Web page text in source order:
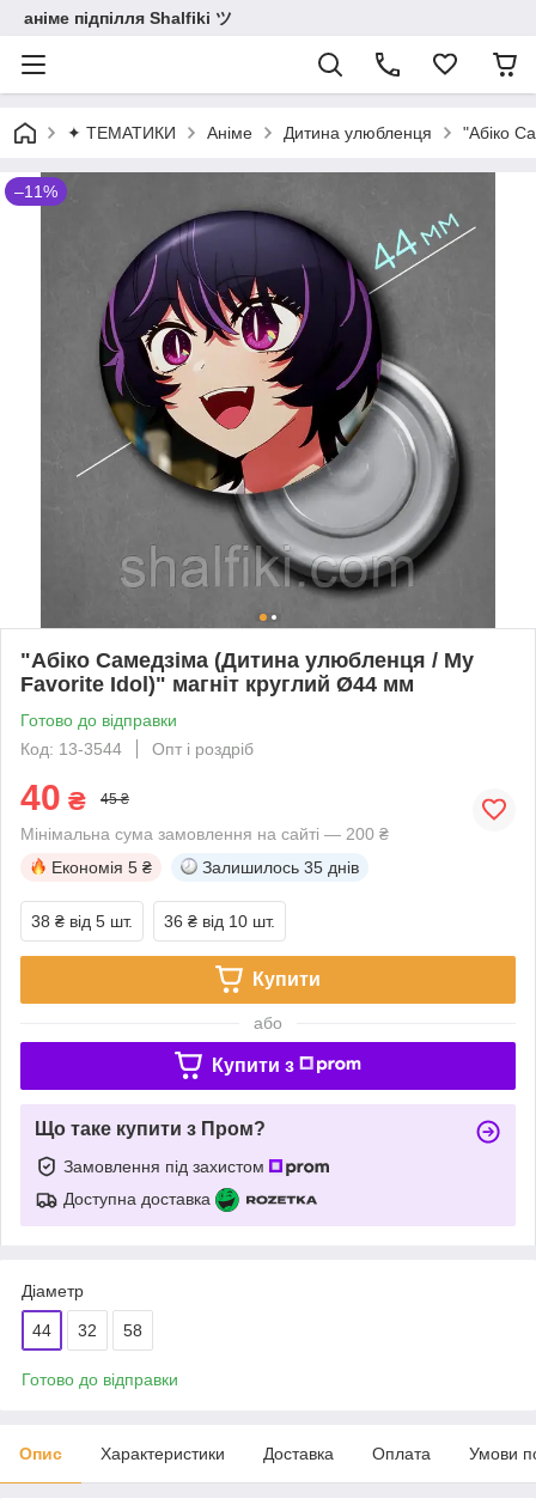
аніме підпілля Shalfiki ツ
✦ ТЕМАТИКИ Аніме Дитина улюбленця "Абіко
–11%
"Абіко Самедзіма (Дитина улюбленця / My
Favorite Idol)" магніт круглий Ø44 мм
Готово до відправки
Код: 13-3544
Опт і роздріб
40 ₴ 45 ₴
Мінімальна сума замовлення на сайті — 200 ₴
Економія 5 ₴ Залишилось 35 днів
38 ₴ від 5 шт. 36 ₴ від 10 шт.
Купити
або
Купити з
Що таке купити з Пром?
Замовлення під захистом
Доступна доставка
Діаметр
44 32 58
Готово до відправки
Опис Характеристики Доставка Оплата Умови